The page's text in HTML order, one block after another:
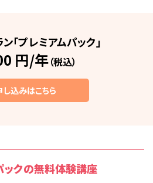
「プレミアムパック」
円/年（税込）
し込みはこちら
ックの無料体験講座